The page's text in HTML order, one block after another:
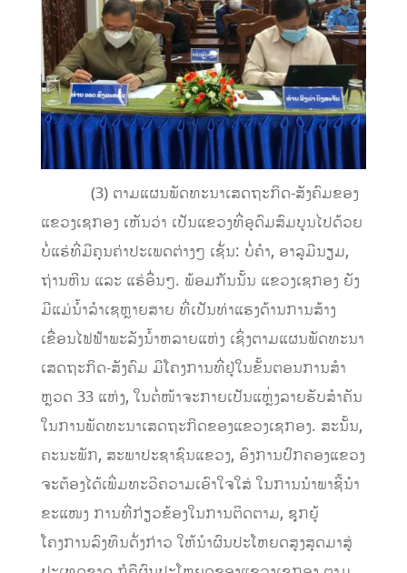
(3) ຕາມແຜນພັດທະນາເສດຖະກິດ-ສັງຄົມຂອງ
ແຂວງເຊກອງ ເຫັນວ່າ ເປັນແຂວງທີ່ອຸດົມສົມບູນໄປດ້ວຍ
ບໍ່ແຮ່ທີ່ມີຄຸນຄ່າປະເພດຕ່າງໆ ເຊັ່ນ: ບໍ່ຄໍາ, ອາລູມີນຽມ,
ຖ່ານຫີນ ແລະ ແຮ່ອື່່ນໆ. ພ້ອມກັນນັ້ນ ແຂວງເຊກອງ ຍັງ
ມີແມ່ນໍ້າລໍາເຊຫຼາຍສາຍ ທີ່ເປັນທ່າແຮງດ້ານການສ້າງ
ເຂື່ອນໄຟຟ້າພະລັງນໍ້າຫລາຍແຫ່ງ ເຊິ່ງຕາມແຜນພັດທະນາ
ເສດຖະກິດ-ສັງຄົມ ມີໂຄງການທີ່ຢູ່ໃນຂັ້ນຕອນການສໍາ
ຫຼວດ 33 ແຫ່ງ, ໃນຕໍ່ໜ້າຈະກາຍເປັນແຫຼ່ງລາຍຮັບສໍາຄັນ
ໃນການພັດທະນາເສດຖະກິດຂອງແຂວງເຊກອງ. ສະນັ້ນ,
ຄະນະພັກ, ສະພາປະຊາຊົນແຂວງ, ອົງການປົກຄອງແຂວງ
ຈະຕ້ອງໄດ້ເພີ່ມທະວີຄວາມເອົາໃຈໃສ່ ໃນການນໍາພາຊີ້ນໍາ
ຂະແໜງ ການທີ່ກ່ຽວຂ້ອງໃນການຕິດຕາມ, ຊຸກຍູ້
ໂຄງການລົງທຶນດັ່ງກ່າວ ໃຫ້ນໍາຜົນປະໂຫຍດສູງສຸດມາສູ່